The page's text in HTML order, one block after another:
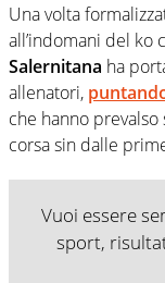
Una volta
all’indomani del ko
Salernitana ha
allenatori,
che hanno
corsa sin dalle
Vuoi essere
sport,